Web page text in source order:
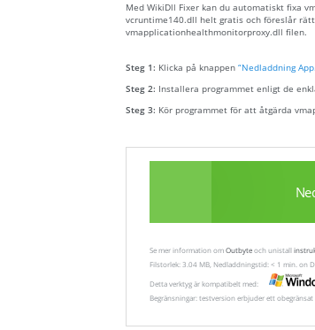
Med WikiDll Fixer kan du automatiskt fixa
vcruntime140.dll helt gratis och föreslår
vmapplicationhealthmonitorproxy.dll filen.
Steg 1: Klicka på knappen “Nedladdning
Steg 2: Installera programmet enligt de
Steg 3: Kör programmet för att åtgärda
Se mer information omOutbyteoch unistall
Filstorlek: 3.04 MB, Nedladdningstid: < 1 min. on
Detta verktyg är kompatibelt med:
Begränsningar: testversion erbjuder ett